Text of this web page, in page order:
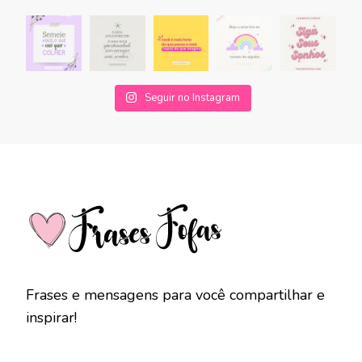
Seguir no Instagram
Frases e mensagens para você compartilhar e
inspirar!